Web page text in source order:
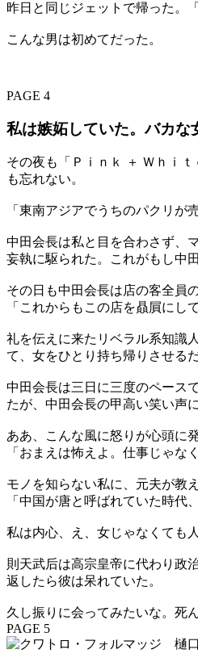
昨日と同じジェットで帰った。
こんな男は初めてだった。
PAGE 4
私は嫉妬していた。バカな
その夜も「Ｐｉｎｋ ＋ Ｗｈｉ
も忘れない。
「東南アジアでうちのパクリが
中田会長は私と目を合わさず、
妄執に駆られた。これがもし中
その日も中田会長は店の客全員
「これからもこの店を贔屓にし
礼を伝えに来たリベラル系知識
て、女をひとり持ち帰りさせる
中田会長は三日に三度のペース
たが、中田会長の甲高い笑い声
ああ、こんな風に怒りが心頭に
「おまえは怖えよ。仕事じゃな
モノを知らない私に、元夫が教
「中国が唐と呼ばれていた時
私は内心、え、女じゃなくても
則天武后は高宗皇帝に代わり政
返したら彼は呆れていた。
久し振りに会ってみたいな。死
PAGE 5